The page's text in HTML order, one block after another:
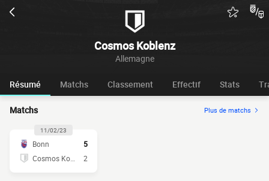
Cosmos Koblenz
Allemagne
Résumé Matchs Classement Effectif Stats
Matchs Plus de matchs
11/02/23
Bonn
5
2